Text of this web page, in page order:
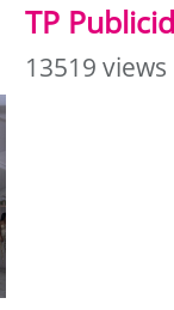
TP
13519